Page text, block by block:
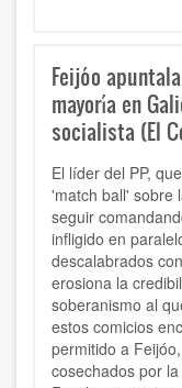
Feijóo
mayoría en
socialista (El
El líder del PP,
'match ball' sobre
seguir
infligido en
descalabrados
erosiona la
soberanismo al
estos comicios
permitido a
cosechados por